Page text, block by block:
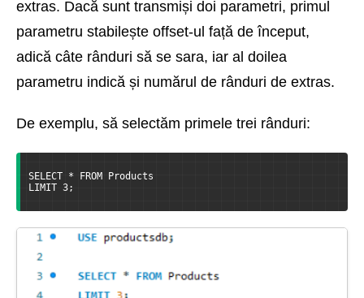
extras. Dacă sunt transmiși doi parametri, primul
parametru stabilește offset-ul față de început,
adică câte rânduri să se sara, iar al doilea
parametru indică și numărul de rânduri de extras.
De exemplu, să selectăm primele trei rânduri:
SELECT * FROM Products
LIMIT 3;